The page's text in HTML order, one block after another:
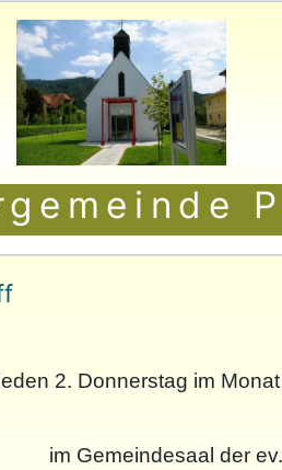
2. Donnerstag im
im Gemeindesaal der